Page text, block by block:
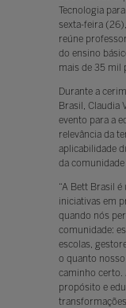
Tecnologia
sexta-feira
reúne
do ensino
mais de 35 mil
Durante a
Brasil, Claudia
evento para a
relevância da
aplicabilidade
da comunidade
“A Bett Brasil
iniciativas em
quando nós
comunidade:
escolas,
o quanto
caminho certo.
propósito e